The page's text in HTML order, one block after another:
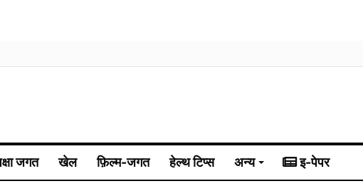
जगत खेल फ़िल्म-जगत हेल्थ टिप्स अन्य इ-पेपर